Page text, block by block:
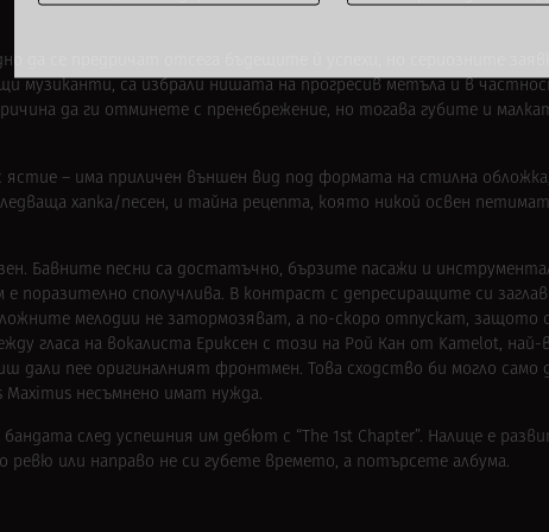
да се предричат отсега бъдещите й успехи, но сериозните
музиканти, са избрали нишата на прогресив метъла и в
да ги отминете с пренебрежение, но тогава губите и
ястие – има приличен външен вид под формата на стилна
хапка/песен, и тайна рецепта, която никой освен
Бавните песни са достатъчно, бързите пасажи и
сполучлива. В контраст с депресиращите си
мелодии не затормозяват, а по-скоро отпускат, защото
гласa на вокалиста Ериксен с тoзи на Рой Кан от Kamelot, най-
дали пее оригиналният фронтмен. Това сходство би могло само
несъмнено имат нужда.
след успешния им дебют с “The 1st Chapter”. Налице е
или направо не си губете времето, а потърсете албума.